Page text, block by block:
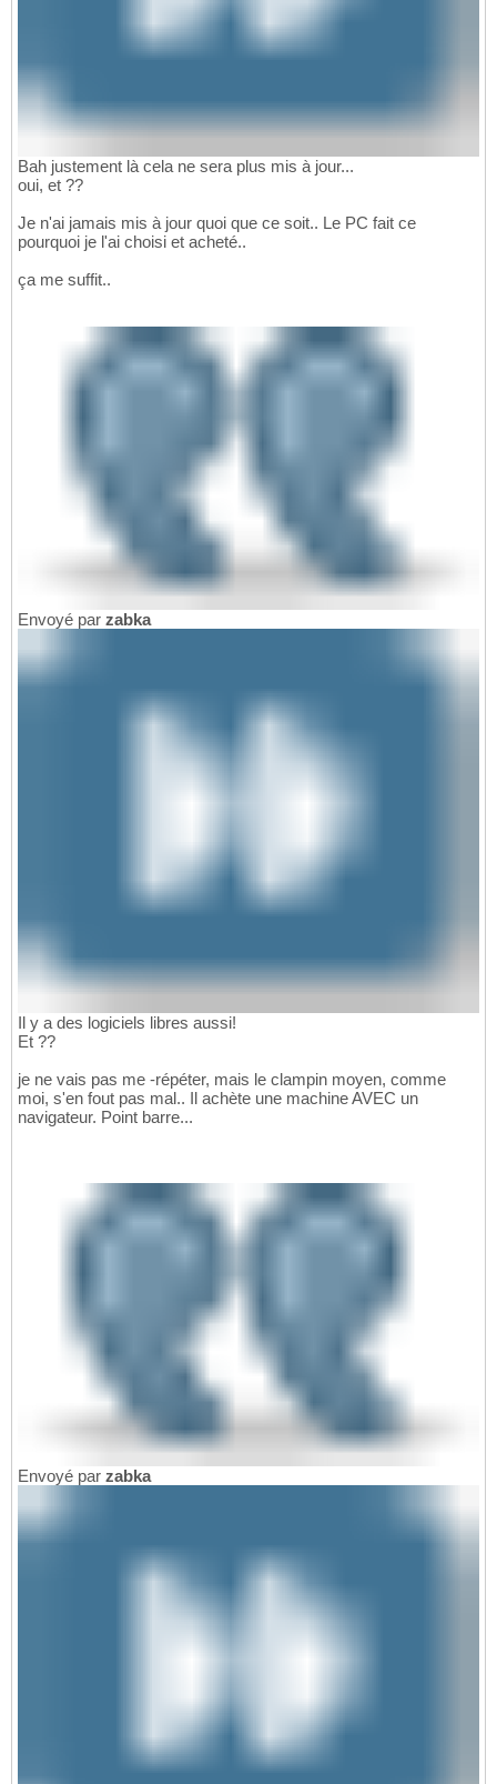
Bah justement là cela ne sera plus mis à jour...
oui, et ??
Je n'ai jamais mis à jour quoi que ce soit.. Le PC fait ce
pourquoi je l'ai choisi et acheté..
ça me suffit..
Envoyé par zabka
Il y a des logiciels libres aussi!
Et ??
je ne vais pas me -répéter, mais le clampin moyen, comme
moi, s'en fout pas mal.. Il achète une machine AVEC un
navigateur. Point barre...
Envoyé par zabka